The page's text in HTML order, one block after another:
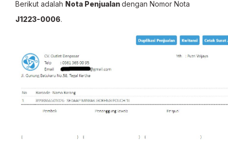
Berikut adalah Nota Penjualandengan Nomor Nota
J1223-0006.